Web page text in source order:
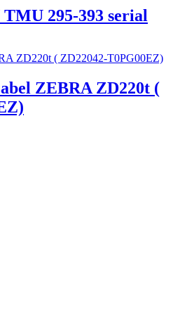
295-393 serial
ZEBRA ZD220t (